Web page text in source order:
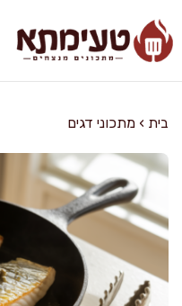
לתוכן
בית › מתכוני דגים